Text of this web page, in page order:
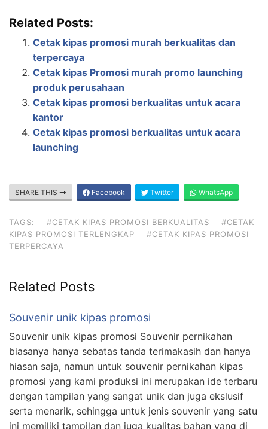
Related Posts:
Cetak kipas promosi murah berkualitas dan
terpercaya
Cetak kipas Promosi murah promo launching
produk perusahaan
Cetak kipas promosi berkualitas untuk acara
kantor
Cetak kipas promosi berkualitas untuk acara
launching
SHARE THIS Facebook Twitter WhatsApp
TAGS: #CETAK KIPAS PROMOSI BERKUALITAS
#CETAK
KIPAS PROMOSI TERLENGKAP
#CETAK KIPAS PROMOSI
TERPERCAYA
Related Posts
Souvenir unik kipas promosi
Souvenir unik kipas promosi Souvenir pernikahan
biasanya hanya sebatas tanda terimakasih dan hanya
hiasan saja, namun untuk souvenir pernikahan kipas
promosi yang kami produksi ini merupakan ide terbaru
dengan tampilan yang sangat unik dan juga ekslusif
serta menarik, sehingga untuk jenis souvenir yang satu
ini memiliki tampilan dan juga kualitas bahan yang di